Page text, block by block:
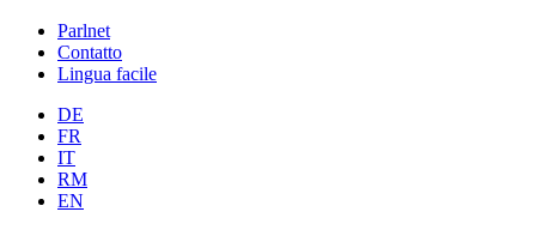
Parlnet
Contatto
Lingua facile
DE
FR
IT
RM
EN